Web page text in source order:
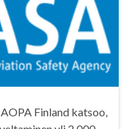
Finland katsoo,